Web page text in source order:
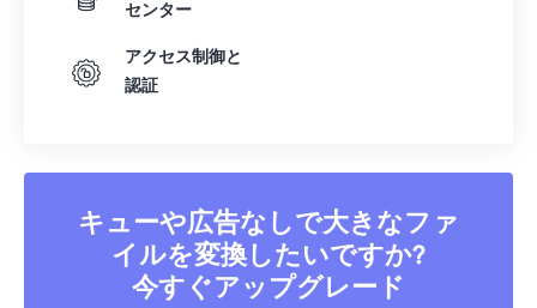
センター
アクセス制御と
認証
キューや広告なしで大きなファ
イルを変換したいですか?
今すぐアップグレード